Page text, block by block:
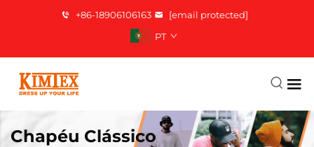
+86-18906106163
[email protected]
PT
Chapéu Clássico